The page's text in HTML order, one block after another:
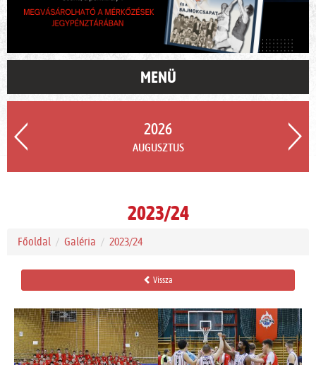
MENÜ
2026
AUGUSZTUS
2023/24
Főoldal Galéria 2023/24
Vissza